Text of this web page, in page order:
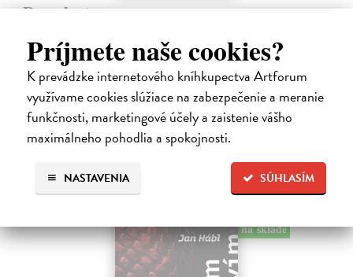
Príjmete naše cookies?
K prevádzke internetového kníhkupectva Artforum
využívame cookies slúžiace na zabezpečenie a meranie
funkčnosti, marketingové účely a zaistenie vášho
maximálneho pohodlia a spokojnosti.
SÚHLASÍM
NASTAVENIA
Pomalost
Pomalost, chronologicky první ze čtyř románů Milana Kundery
napsaných francouzsky, vychází v českém překladu Anny
Kareninové. Vydávání Kunderových románů v českém jazyce se
uzavírá.
Na sklade ?
14,73 €
na sklade